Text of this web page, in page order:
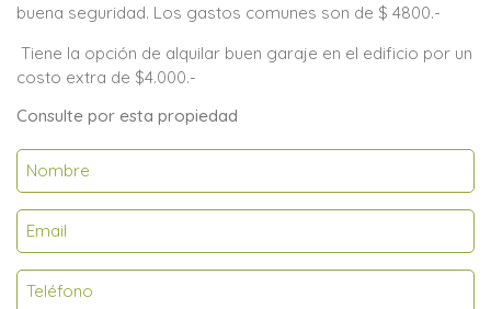
buena seguridad. Los gastos comunes son de $ 4800.-
Tiene la opción de alquilar buen garaje en el edificio por un
costo extra de $4.000.-
Consulte por esta propiedad